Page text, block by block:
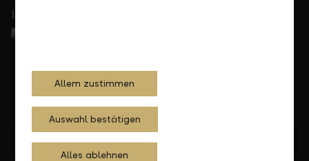
In Ihrer Nähe
Standorte finden
Allem zustimmen
Auswahl bestätigen
Alles ablehnen